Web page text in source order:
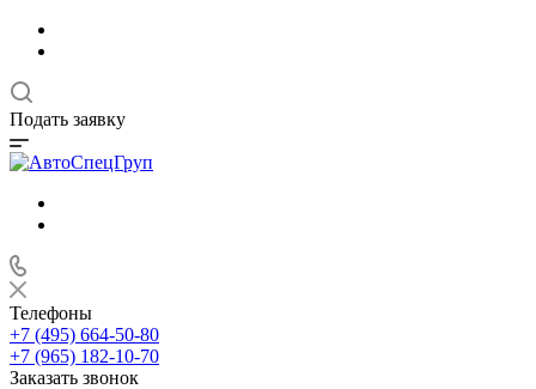
Подать заявку
Телефоны
+7 (495) 664-50-80
+7 (965) 182-10-70
Заказать звонок